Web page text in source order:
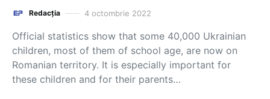
Redacția 4 octombrie 2022
Official statistics show that some 40,000 Ukrainian
children, most of them of school age, are now on
Romanian territory. It is especially important for
these children and for their parents…